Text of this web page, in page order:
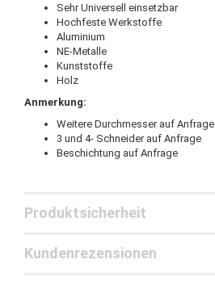
Sehr Universell einsetzbar
Hochfeste Werkstoffe
Aluminium
NE-Metalle
Kunststoffe
Holz
Anmerkung:
Weitere Durchmesser auf Anfrage
3 und 4- Schneider auf Anfrage
Beschichtung auf Anfrage
Produktsicherheit
Kundenrezensionen